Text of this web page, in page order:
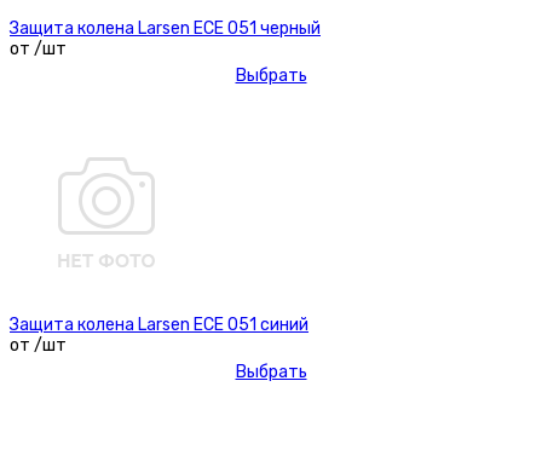
Защита колена Larsen ECE 051 черный
от /шт
Выбрать
Защита колена Larsen ECE 051 синий
от /шт
Выбрать